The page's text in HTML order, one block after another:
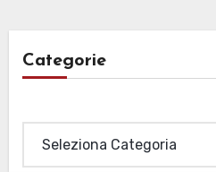
Categorie